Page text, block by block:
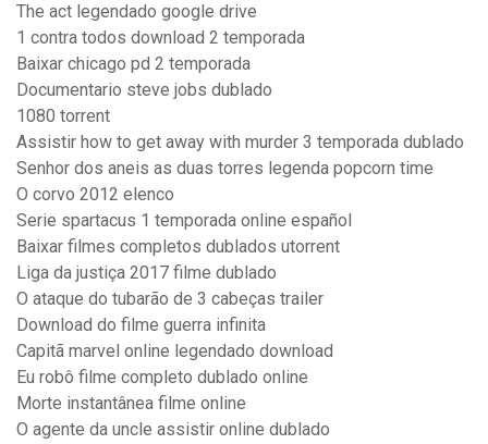
The act legendado google drive
1 contra todos download 2 temporada
Baixar chicago pd 2 temporada
Documentario steve jobs dublado
1080 torrent
Assistir how to get away with murder 3 temporada dublado
Senhor dos aneis as duas torres legenda popcorn time
O corvo 2012 elenco
Serie spartacus 1 temporada online español
Baixar filmes completos dublados utorrent
Liga da justiça 2017 filme dublado
O ataque do tubarão de 3 cabeças trailer
Download do filme guerra infinita
Capitã marvel online legendado download
Eu robô filme completo dublado online
Morte instantânea filme online
O agente da uncle assistir online dublado